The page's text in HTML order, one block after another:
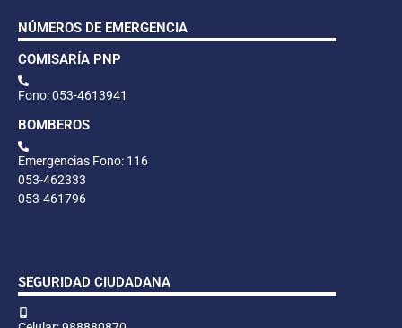
NÚMEROS DE EMERGENCIA
COMISARÍA PNP
Fono: 053-4613941
BOMBEROS
Emergencias Fono: 116
053-462333
053-461796
SEGURIDAD CIUDADANA